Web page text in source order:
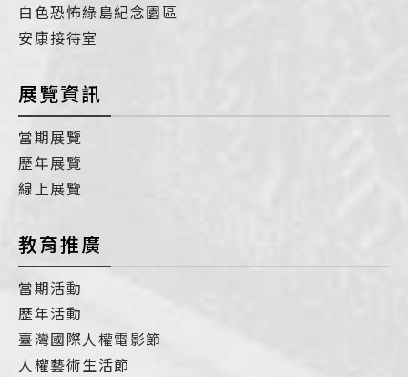
白色恐怖綠島紀念園區
安康接待室
展覽資訊
當期展覽
歷年展覽
線上展覽
教育推廣
當期活動
歷年活動
臺灣國際人權電影節
人權藝術生活節